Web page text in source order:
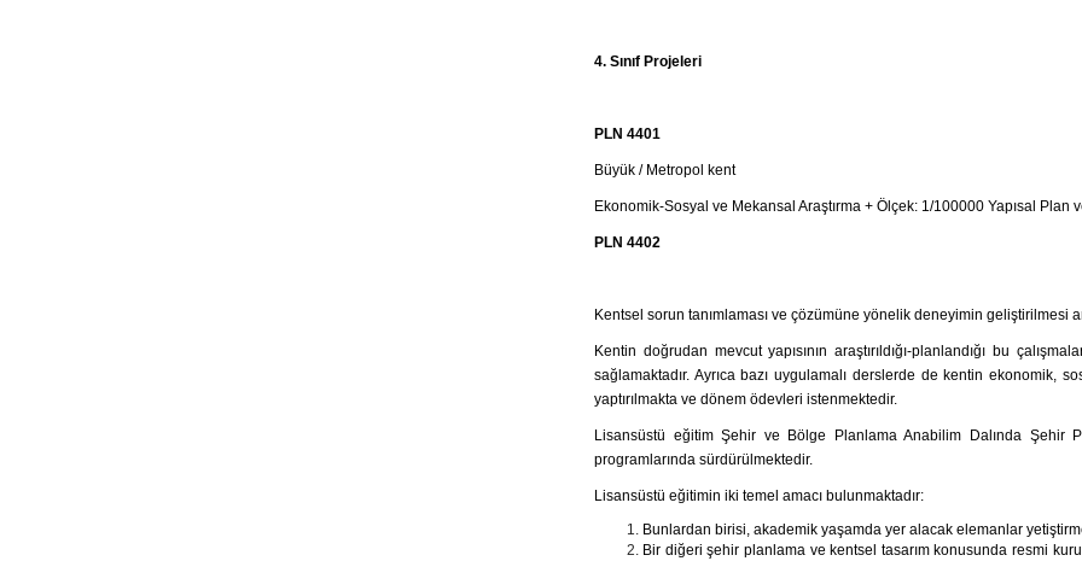
4. Sınıf Projeleri
PLN 4401
Büyük / Metropol kent
Ekonomik-Sosyal ve Mekansal Araştırma + Ölçek: 1/100000 Yapısal Plan
PLN 4402
Kentsel sorun tanımlaması ve çözümüne yönelik deneyimin geliştirilmesi
Kentin doğrudan mevcut yapısının araştırıldığı-planlandığı bu
sağlamaktadır. Ayrıca bazı uygulamalı derslerde de kentin ekonomik,
yaptırılmakta ve dönem ödevleri istenmektedir.
Lisansüstü eğitim Şehir ve Bölge Planlama Anabilim Dalında Şehir
programlarında sürdürülmektedir.
Lisansüstü eğitimin iki temel amacı bulunmaktadır:
Bunlardan birisi, akademik yaşamda yer alacak elemanlar
Bir diğeri şehir planlama ve kentsel tasarım konusunda resmi